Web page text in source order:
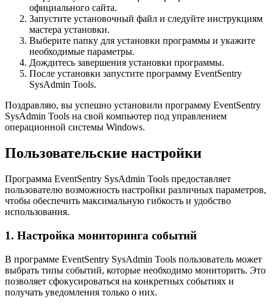
официального сайта.
Запустите установочный файл и следуйте инструкциям
мастера установки.
Выберите папку для установки программы и укажите
необходимые параметры.
Дождитесь завершения установки программы.
После установки запустите программу EventSentry
SysAdmin Tools.
Поздравляю, вы успешно установили программу EventSentry
SysAdmin Tools на свой компьютер под управлением
операционной системы Windows.
Пользовательские настройки
Программа EventSentry SysAdmin Tools предоставляет
пользователю возможность настройки различных параметров,
чтобы обеспечить максимальную гибкость и удобство
использования.
1. Настройка мониторинга событий
В программе EventSentry SysAdmin Tools пользователь может
выбрать типы событий, которые необходимо мониторить. Это
позволяет сфокусироваться на конкретных событиях и
получать уведомления только о них.